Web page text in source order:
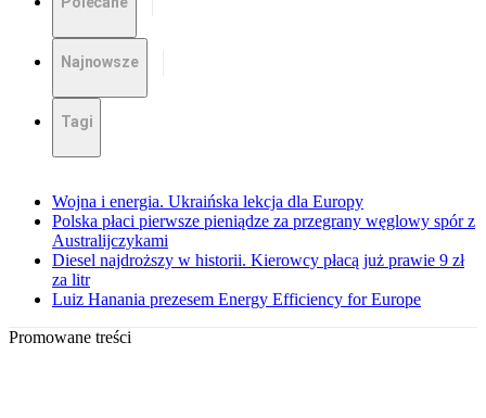
Najnowsze
Tagi
Wojna i energia. Ukraińska lekcja dla Europy
Polska płaci pierwsze pieniądze za przegrany węglowy spór z
Australijczykami
Diesel najdroższy w historii. Kierowcy płacą już prawie 9 zł
za litr
Luiz Hanania prezesem Energy Efficiency for Europe
Promowane treści